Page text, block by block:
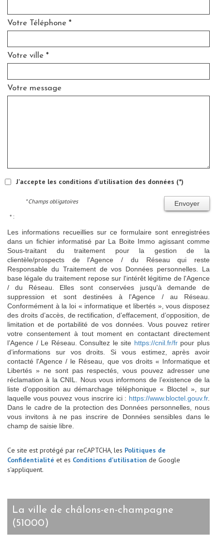
Votre Téléphone *
Votre ville *
Votre message
J'accepte les conditions d'utilisation des données (*)
Envoyer
* Champs obligatoires
* :
Les informations recueillies sur ce formulaire sont enregistrées
dans un fichier informatisé par La Boite Immo agissant comme
Sous-traitant du traitement pour la gestion de la
clientèle/prospects de l'Agence / du Réseau qui reste
Responsable du Traitement de vos Données personnelles. La
base légale du traitement repose sur l'intérêt légitime de l'Agence
/ du Réseau. Elles sont conservées jusqu'à demande de
suppression et sont destinées à l'Agence / au Réseau.
Conformément à la loi « informatique et libertés », vous disposez
des droits d’accès, de rectification, d’effacement, d’opposition, de
limitation et de portabilité de vos données. Vous pouvez retirer
votre consentement à tout moment en contactant directement
l’Agence / Le Réseau. Consultez le site https://cnil.fr/frpour plus
d’informations sur vos droits. Si vous estimez, après avoir
contacté l'Agence / le Réseau, que vos droits « Informatique et
Libertés » ne sont pas respectés, vous pouvez adresser une
réclamation à la CNIL. Nous vous informons de l’existence de la
liste d'opposition au démarchage téléphonique « Bloctel », sur
laquelle vous pouvez vous inscrire ici : https://www.bloctel.gouv.fr.
Dans le cadre de la protection des Données personnelles, nous
vous invitons à ne pas inscrire de Données sensibles dans le
champ de saisie libre.
Ce site est protégé par reCAPTCHA, les Politiques de
Confidentialité et es Conditions d'utilisation de Google
s'appliquent.
la ville de châlons-en-champagne
(51000)